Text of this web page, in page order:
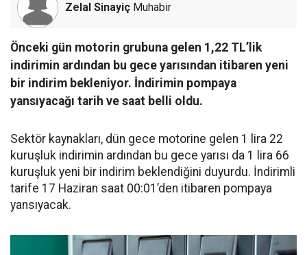
Zelal Sinayiç Muhabir
Önceki gün motorin grubuna gelen 1,22 TL’lik
indirimin ardından bu gece yarısından itibaren yeni
bir indirim bekleniyor. İndirimin pompaya
yansıyacağı tarih ve saat belli oldu.
Sektör kaynakları, dün gece motorine gelen 1 lira 22
kuruşluk indirimin ardından bu gece yarısı da 1 lira 66
kuruşluk yeni bir indirim beklendiğini duyurdu. İndirimli
tarife 17 Haziran saat 00:01’den itibaren pompaya
yansıyacak.